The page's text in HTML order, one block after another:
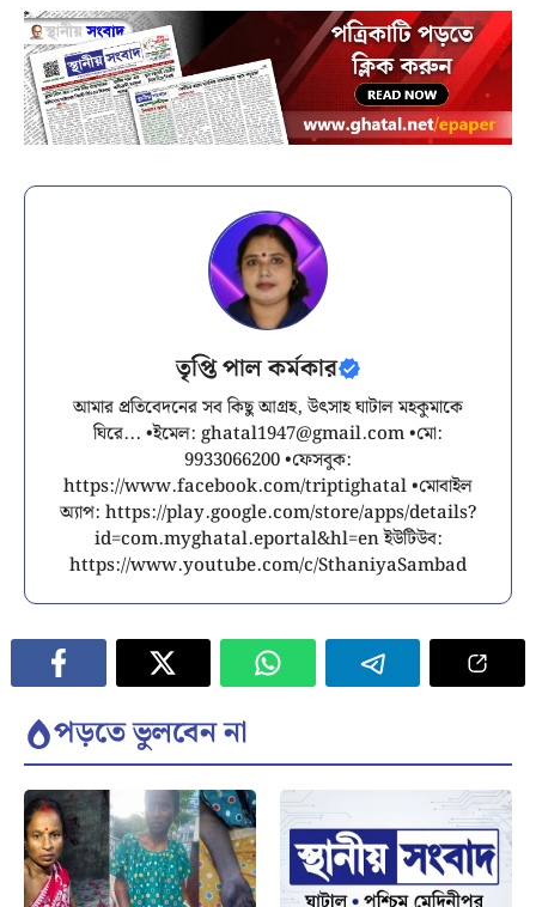
তৃপ্তি পাল কর্মকার
আমার প্রতিবেদনের সব কিছু আগ্রহ, উৎসাহ ঘাটাল মহকুমাকে
ঘিরে... •ইমেল: ghatal1947@gmail.com•মো:
9933066200 •ফেসবুক:
https://www.facebook.com/triptighatal •মোবাইল
অ্যাপ: https://play.google.com/store/apps/details?
id=com.myghatal.eportal&hl=en ইউটিউব:
https://www.youtube.com/c/SthaniyaSambad
পড়তে ভুলবেন না